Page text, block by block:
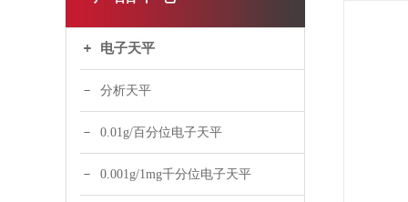
电子天平
分析天平
0.01g/百分位电子天平
0.001g/1mg千分位电子天平